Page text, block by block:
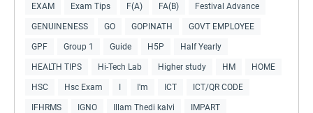
EXAM Exam Tips F(A) FA(B) Festival Advance
GENUINENESS GO GOPINATH GOVT EMPLOYEE
GPF Group 1 Guide H5P Half Yearly
HEALTH TIPS Hi-Tech Lab Higher study HM HOME
HSC Hsc Exam I'm ICT ICT/QR CODE
IFHRMS IGNO Illam Thedi kalvi IMPART